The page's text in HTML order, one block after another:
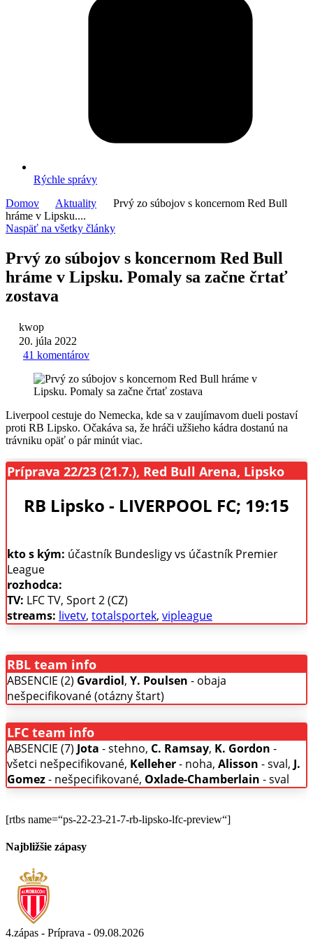
Rýchle správy
Domov
Aktuality
Prvý zo súbojov s koncernom Red Bull
hráme v Lipsku....
Naspäť na všetky články
Prvý zo súbojov s koncernom Red Bull
hráme v Lipsku. Pomaly sa začne črtať
zostava
kwop
20. júla 2022
41 komentárov
Liverpool cestuje do Nemecka, kde sa v zaujímavom dueli postaví
proti RB Lipsko. Očakáva sa, že hráči užšieho kádra dostanú na
trávniku opäť o pár minút viac.
Príprava 22/23 (21.7.), Red Bull Arena, Lipsko
RB Lipsko - LIVERPOOL FC; 19:15
kto s kým: účastník Bundesligy vs účastník Premier
League
rozhodca:
TV: LFC TV, Sport 2 (CZ)
streams: livetv, totalsportek, vipleague
RBL team info
ABSENCIE (2) Gvardiol, Y. Poulsen - obaja
nešpecifikované (otázny štart)
LFC team info
ABSENCIE (7) Jota - stehno, C. Ramsay, K. Gordon -
všetci nešpecifikované, Kelleher- noha, Alisson - sval, J.
Gomez- nešpecifikované, Oxlade-Chamberlain - sval
[rtbs name=“ps-22-23-21-7-rb-lipsko-lfc-preview“]
Najbližšie zápasy
4.zápas - Príprava - 09.08.2026